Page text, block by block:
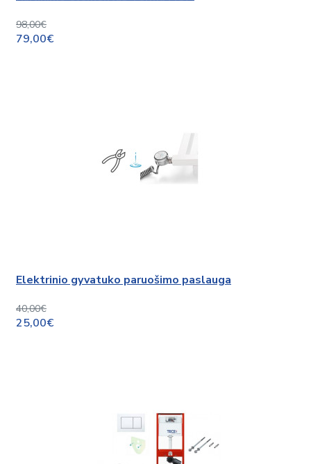
98,00€
79,00€
Elektrinio gyvatuko paruošimo paslauga
40,00€
25,00€